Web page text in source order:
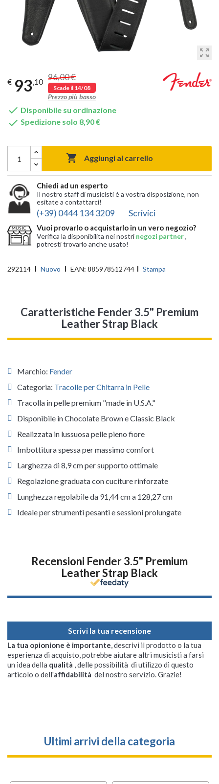
zoom_out_map
€ 93 ,10 96,00 €
Scade il 14/08
Prezzo più basso
 Disponibile su ordinazione
 Spedizione solo 8,90 €
 Aggiungi al carrello
Chiedi ad un esperto
Il nostro staff di musicisti è a vostra disposizione, non
esitate a contattarci!
(+39) 0444 134 3209 Scrivici
Vuoi provarlo o acquistarlo in un vero negozio?
Verifica la disponibilita nei nostri negozi partner,
potresti trovarlo anche usato!
292114 Nuovo EAN: 885978512744 Stampa
Caratteristiche Fender 3.5" Premium
Leather Strap Black
Marchio: Fender
Categoria: Tracolle per Chitarra in Pelle
Tracolla in pelle premium "made in U.S.A."
Disponibile in Chocolate Brown e Classic Black
Realizzata in lussuosa pelle pieno fiore
Imbottitura spessa per massimo comfort
Larghezza di 8,9 cm per supporto ottimale
Regolazione graduata con cuciture rinforzate
Lunghezza regolabile da 91,44 cm a 128,27 cm
Ideale per strumenti pesanti e sessioni prolungate
Recensioni Fender 3.5" Premium
Leather Strap Black
Scrivi la tua recensione
La tua opionione è importante, descrivi il prodotto o la tua
esperienza di acquisto, potrebbe aiutare altri musicisti a farsi
un idea della qualità , delle possibilità di utilizzo di questo
articolo o dell'affidabilità del nostro servizio. Grazie!
Ultimi arrivi della categoria